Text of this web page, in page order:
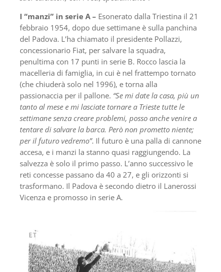
I “manzi” in serie A – Esonerato dalla Triestina il 21
febbraio 1954, dopo due settimane è sulla panchina
del Padova. L’ha chiamato il presidente Pollazzi,
concessionario Fiat, per salvare la squadra,
penultima con 17 punti in serie B. Rocco lascia la
macelleria di famiglia, in cui è nel frattempo tornato
(che chiuderà solo nel 1996), e torna alla
passionaccia per il pallone. “Se mi date la casa, più un
tanto al mese e mi lasciate tornare a Trieste tut­te le
settimane senza creare problemi, posso anche venire a
tentare di salvare la barca. Però non prometto niente;
per il futuro vedremo”. Il futuro è una palla di cannone
accesa, e i manzi la stanno quasi raggiungendo. La
salvezza è solo il primo passo. L’anno successivo le
reti concesse passano da 40 a 27, e gli orizzonti si
trasformano. Il Padova è secondo dietro il Lanerossi
Vicenza e promosso in serie A.